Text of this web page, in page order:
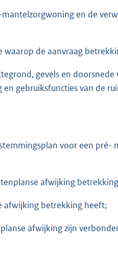
en de
waarop de aanvraag
gevels en doorsnede
gebruiksfuncties van de
voor een pré-
afwijking
afwijking betrekking heeft;
afwijking zijn